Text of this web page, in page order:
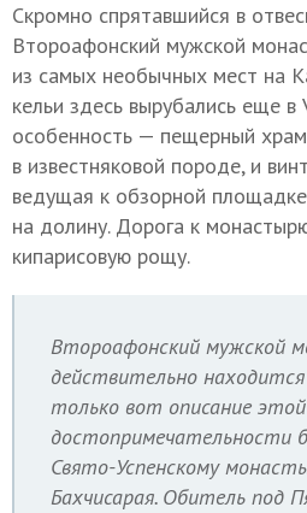
Скромно спрятавшийся в
Второафонский мужской
из самых необычных мест на
кельи здесь вырубались еще в
особенность — пещерный
в известняковой породе, и
ведущая к обзорной
на долину. Дорога к
кипарисовую рощу.
Второафонский мужской
действительно
только вот описание этой
достопримечательности
Свято-Успенскому
Бахчисарая. Обитель под